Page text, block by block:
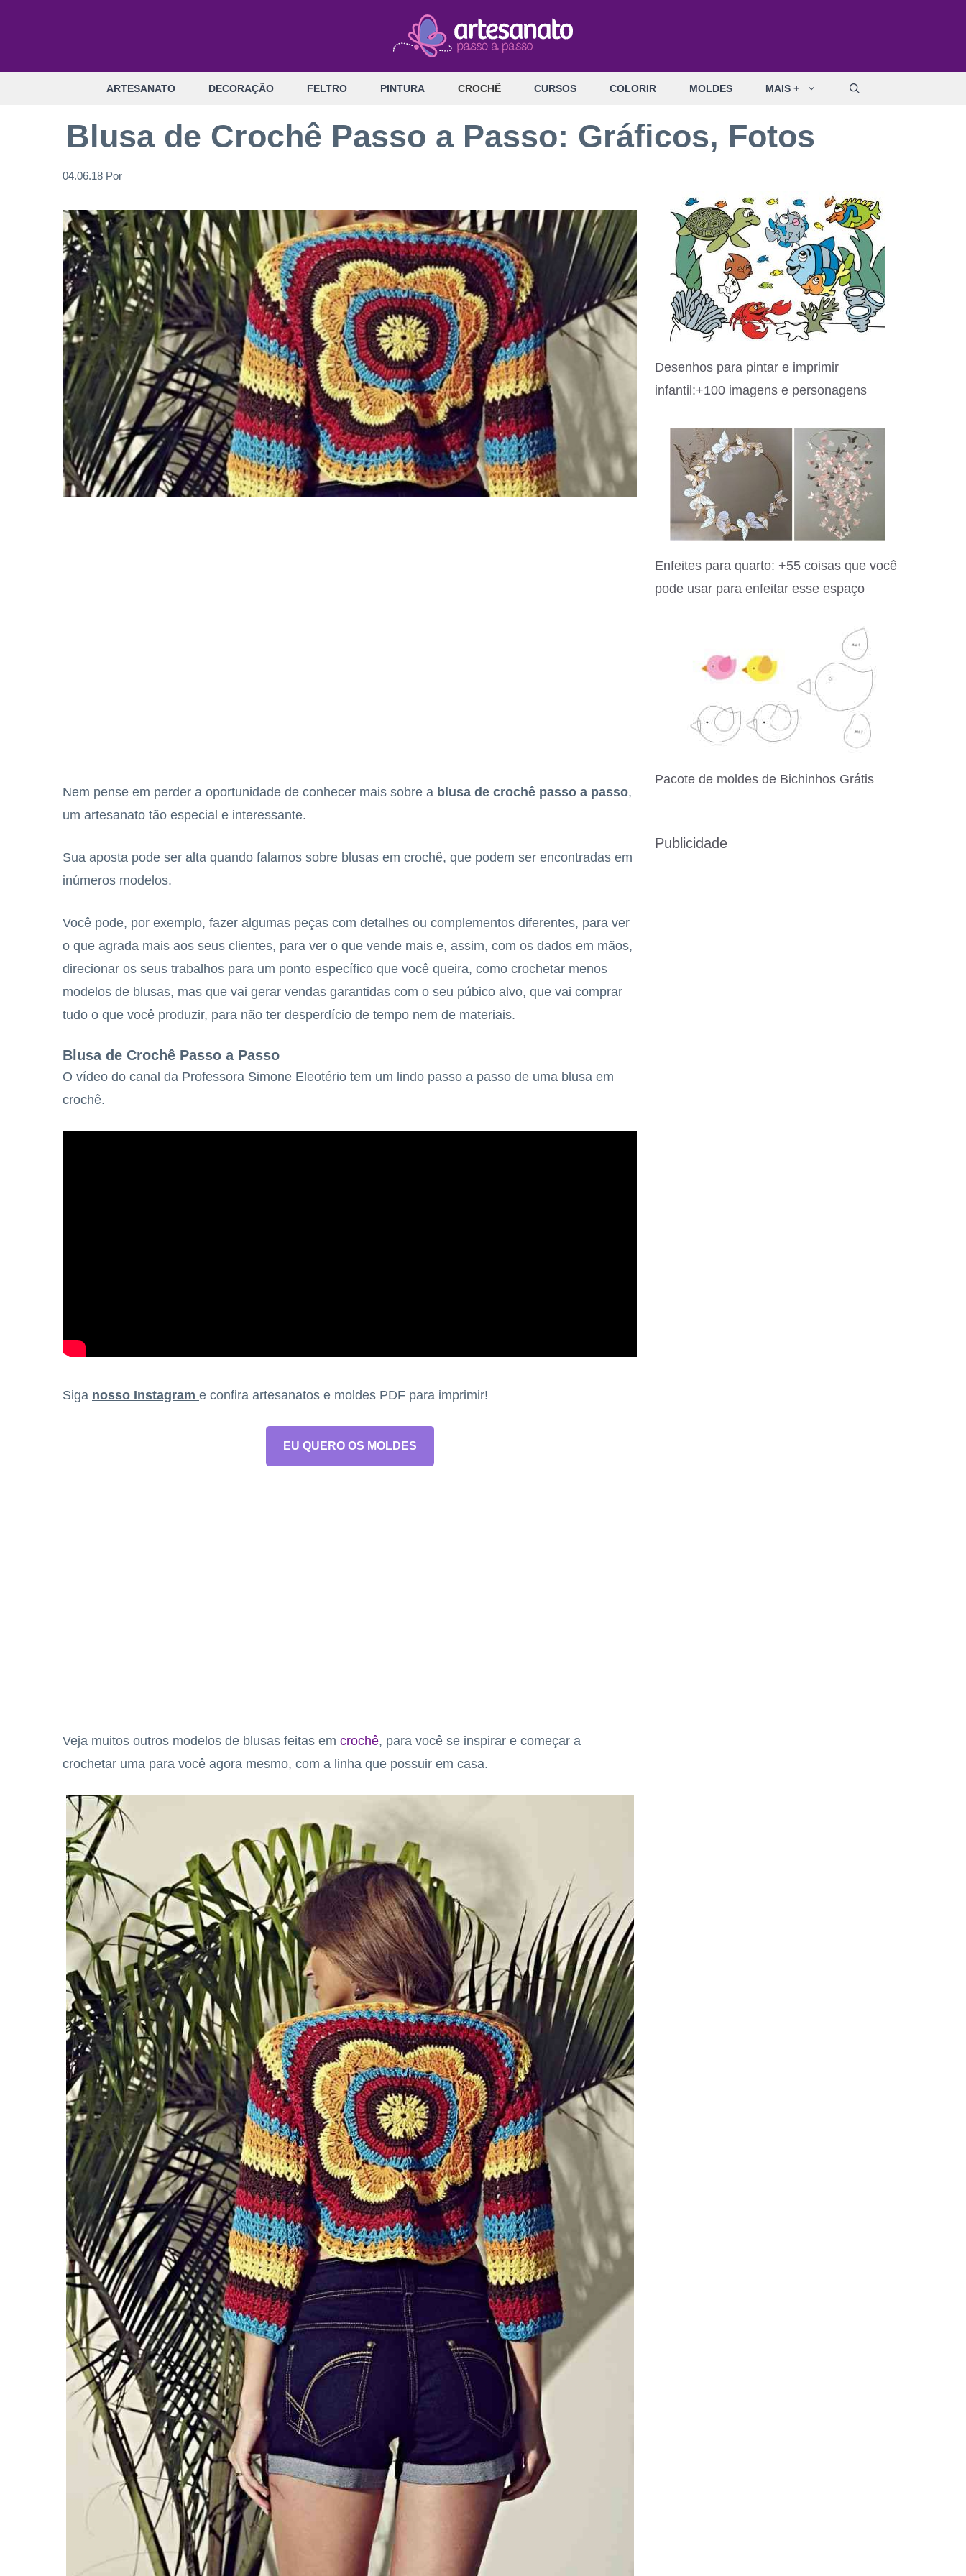
ARTESANATO DECORAÇÃO FELTRO PINTURA CROCHÊ CURSOS COLORIR MOLDES MAIS +
Blusa de Crochê Passo a Passo: Gráficos, Fotos
04.06.18 Por
Nem pense em perder a oportunidade de conhecer mais sobre a blusa de crochê passo a passo,
um artesanato tão especial e interessante.
Sua aposta pode ser alta quando falamos sobre blusas em crochê, que podem ser encontradas em
inúmeros modelos.
Você pode, por exemplo, fazer algumas peças com detalhes ou complementos diferentes, para ver
o que agrada mais aos seus clientes, para ver o que vende mais e, assim, com os dados em mãos,
direcionar os seus trabalhos para um ponto específico que você queira, como crochetar menos
modelos de blusas, mas que vai gerar vendas garantidas com o seu púbico alvo, que vai comprar
tudo o que você produzir, para não ter desperdício de tempo nem de materiais.
Blusa de Crochê Passo a Passo
O vídeo do canal da Professora Simone Eleotério tem um lindo passo a passo de uma blusa em
crochê.
Siga nosso Instagram e confira artesanatos e moldes PDF para imprimir!
EU QUERO OS MOLDES
Veja muitos outros modelos de blusas feitas em crochê, para você se inspirar e começar a
crochetar uma para você agora mesmo, com a linha que possuir em casa.
Desenhos para pintar e imprimir
infantil:+100 imagens e personagens
Enfeites para quarto: +55 coisas que você
pode usar para enfeitar esse espaço
Pacote de moldes de Bichinhos Grátis
Publicidade